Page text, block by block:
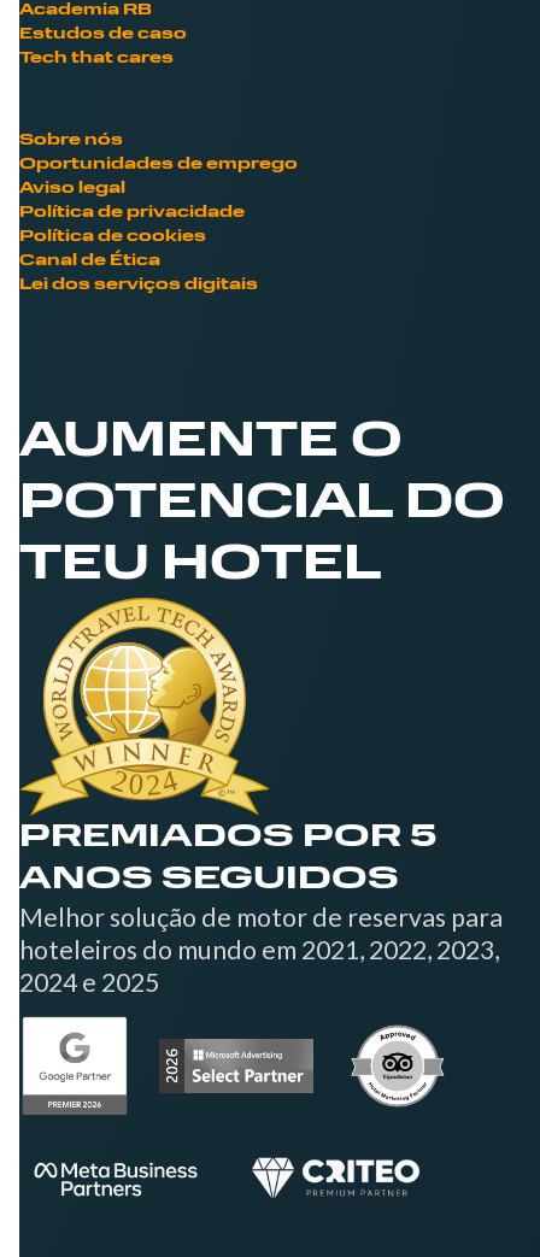
Academia RB
Estudos de caso
Tech that cares
Sobre nós
Oportunidades de emprego
Aviso legal
Política de privacidade
Política de cookies
Canal de Ética
Lei dos serviços digitais
AUMENTE O
POTENCIAL DO
TEU HOTEL
PREMIADOS POR 5
ANOS SEGUIDOS
Melhor solução de motor de reservas para
hoteleiros do mundo em 2021, 2022, 2023,
2024 e 2025